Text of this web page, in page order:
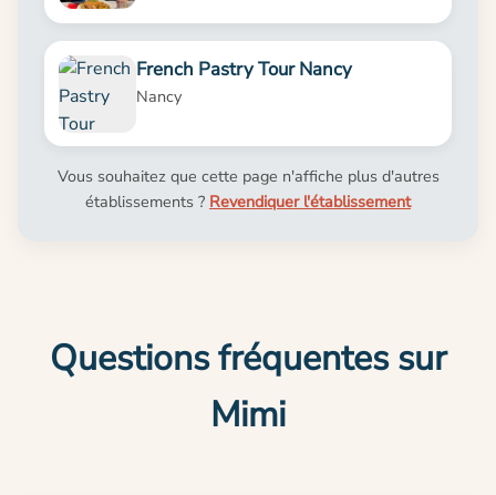
French Pastry Tour Nancy
Nancy
Vous souhaitez que cette page n'affiche plus d'autres
établissements ? Revendiquer l'établissement
Questions fréquentes sur
Mimi